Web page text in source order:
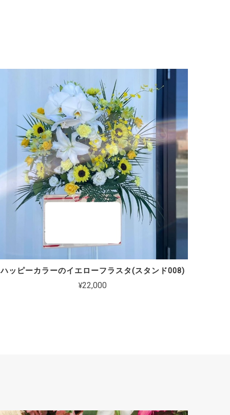
ハッピーカラーのイエローフラスタ(スタンド008)
¥22,000